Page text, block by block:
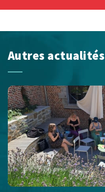
Autres actualités